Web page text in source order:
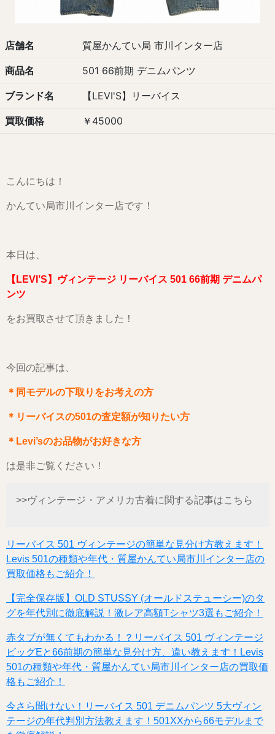
店舗名 質屋かんてい局 市川インター店
商品名 501 66前期 デニムパンツ
ブランド名 【LEVI'S】リーバイス
買取価格 ￥45000
こんにちは！
かんてい局市川インター店です！
本日は、
【LEVI’S】ヴィンテージ リーバイス 501 66前期 デニムパ
ンツ
をお買取させて頂きました！
今回の記事は、
＊同モデルの下取りをお考えの方
＊リーバイスの501の査定額が知りたい方
＊Levi’sのお品物がお好きな方
は是非ご覧ください！
>>ヴィンテージ・アメリカ古着に関する記事はこちら
リーバイス 501 ヴィンテージの簡単な見分け方教えます！
Levis 501の種類や年代・質屋かんてい局市川インター店の
買取価格もご紹介！
【完全保存版】OLD STUSSY (オールドステューシー)のタ
グを年代別に徹底解説！激レア高額Tシャツ3選もご紹介！
赤タブが無くてもわかる！？リーバイス 501 ヴィンテージ
ビッグEと66前期の簡単な見分け方、違い教えます！Levis
501の種類や年代・質屋かんてい局市川インター店の買取価
格もご紹介！
今さら聞けない！リーバイス 501 デニムパンツ 5大ヴィン
テージの年代判別方法教えます！501XXから66モデルまで